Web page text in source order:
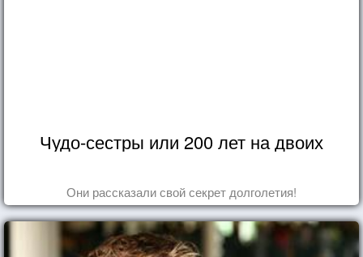
Чудо-сестры или 200 лет на двоих
Они рассказали свой секрет долголетия!